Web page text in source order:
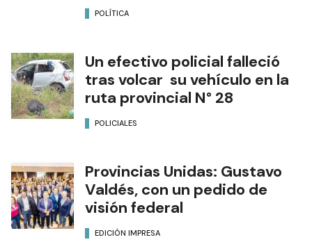
POLÍTICA
Un efectivo policial falleció
tras volcar su vehículo en la
ruta provincial N° 28
POLICIALES
Provincias Unidas: Gustavo
Valdés, con un pedido de
visión federal
EDICIÓN IMPRESA